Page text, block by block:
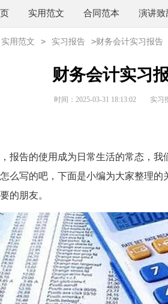
实用范文 合同范本 演讲致
实用范文 > 实习报告 >财务会计实习报告
财务会计实习
时间：2025-03-31 18:13:02 实习
告的使用成为日常生活的常态，我
么写的吧，下面是小编为大家整理
的朋友。